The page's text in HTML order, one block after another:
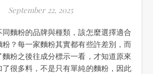
September 22, 2025
粉？每一家麵粉其實都有些許差別，而
粉之後往成分標示一看，才知道原來
很多料，不是只有單純的麵粉，因此